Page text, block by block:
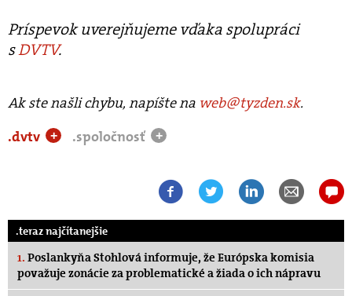
Príspevok uverejňujeme vďaka spolupráci
sDVTV.
Ak ste našli chybu, napíšte na web@tyzden.sk.
.dvtv
+ .spoločnosť +
.teraz najčítanejšie
1. Poslankyňa Stohlová informuje, že Európska komisia
považuje zonácie za problematické a žiada o ich nápravu